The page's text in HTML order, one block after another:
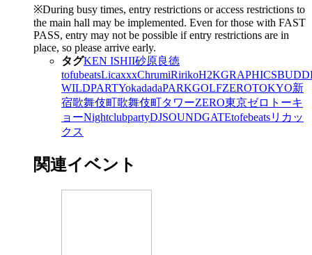
※During busy times, entry restrictions or access restrictions to
the main hall may be implemented. Even for those with FAST
PASS, entry may not be possible if entry restrictions are in
place, so please arrive early.
タグKEN ISHII砂原良徳
tofubeatsLicaxxxChrumiRirikoH2KGRAPHICS
WILDPARTYokadadaPARKGOLFZEROTOKYO新
宿歌舞伎町歌舞伎町タワーZERO東京ゼロトーキ
ョーNightclubpartyDJSOUNDGATEtofebeatsリカッ
クス
関連イベント